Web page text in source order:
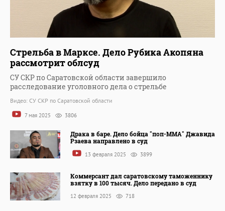
Стрельба в Марксе. Дело Рубика Акопяна
рассмотрит облсуд
СУ СКР по Саратовской области завершило
расследование уголовного дела о стрельбе
Видео: СУ СКР по Саратовской области
7 мая 2025 3806
Драка в баре. Дело бойца "поп-ММА" Джавида
Рзаева направлено в суд
13 февраля 2025 3899
Коммерсант дал саратовскому таможеннику
взятку в 100 тысяч. Дело передано в суд
12 февраля 2025 718